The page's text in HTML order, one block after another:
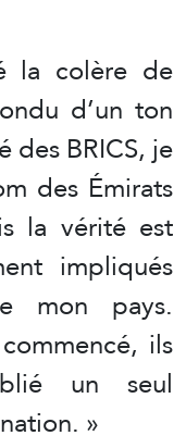
la colère de
d’un ton
des BRICS, je
des Émirats
la vérité est
impliqués
mon pays.
ils
un seul
»